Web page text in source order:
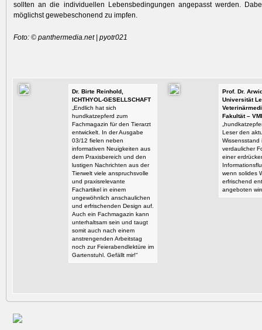
sollten an die indi­viduellen Lebensbedingungen angepasst werden.
möglichst gewebeschonend zu impfen.
Foto: © panthermedia.net | pyotr021
Dr. Birte Reinhold,
ICHTHYOL-GESELLSCHAFT
„Endlich hat sich
hundkatzepferd zum
Fachmagazin für den Tierarzt
entwickelt. In der Ausgabe
03/12 fielen neben
informativen Neuigkeiten aus
dem Praxisbereich und den
lustigen Nachrichten aus der
Tierwelt viele anspruchsvolle
und praxisrelevante
Fachartikel in einem
ungewöhnlich anschaulichen
und erfrischenden Design auf.
Auch ein Fachmagazin kann
unterhaltsam sein und taugt
somit auch nach einem
anstrengenden Arbeitstag
noch zur Feierabendlektüre im
Gartenstuhl. Gefällt mir!“
Prof. Dr.
Universität
Fakultät –
Leser den
Wissensstand
verdaulicher
einer
wenn solides
erfrischend
angeboten